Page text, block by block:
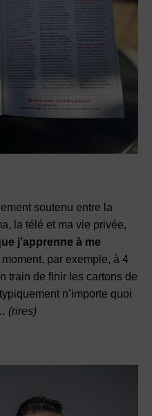
soutenu entre la
la télé et ma vie privée,
j’apprenne à me
moment, par exemple, à 4
train de finir les cartons de
n’importe quoi
(rires)